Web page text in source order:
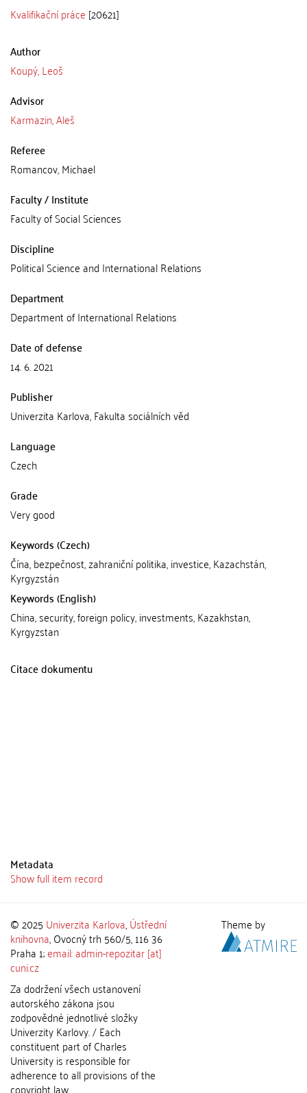
Kvalifikační práce [20621]
Author
Koupý, Leoš
Advisor
Karmazin, Aleš
Referee
Romancov, Michael
Faculty / Institute
Faculty of Social Sciences
Discipline
Political Science and International Relations
Department
Department of International Relations
Date of defense
14. 6. 2021
Publisher
Univerzita Karlova, Fakulta sociálních věd
Language
Czech
Grade
Very good
Keywords (Czech)
Čína, bezpečnost, zahraniční politika, investice, Kazachstán,
Kyrgyzstán
Keywords (English)
China, security, foreign policy, investments, Kazakhstan,
Kyrgyzstan
Citace dokumentu
Metadata
Show full item record
© 2025 Univerzita Karlova,Ústřední
knihovna, Ovocný trh 560/5, 116 36
Praha 1;email: admin-repozitar [at]
cuni.cz
Za dodržení všech ustanovení
autorského zákona jsou
zodpovědné jednotlivé složky
Univerzity Karlovy. / Each
constituent part of Charles
University is responsible for
adherence to all provisions of the
copyright law.
Theme by